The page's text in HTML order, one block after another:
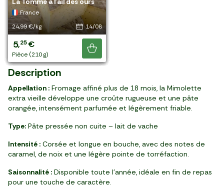
France
29,99 €/kg
6,00€
pièce (200 g)
France
19,73 €/kg
18/08
5,33€
pièce (270 g)
France
42,45 €/kg
19/08
8,49€
pièce (200 g)
France
30,99 €/kg
17/08
8,06€
pièce (260 g)
France
19,99 €/kg
19/08
4,40€
pièce (220 g)
France
26,99 €/kg
17/08
5,40€
pièce (200 g)
Pays-Bas
15,99 €/kg
18/08
3,52€
pièce (220 g)
France
31,19 €/kg
6,86€
pièce (220 g)
France
26,73 €/kg
19/08
6,42€
pièce (240 g)
France
29,99 €/kg
18/08
6,60€
pièce (220 g)
France
24,99 €/kg
14/08
5,25€
pièce (210 g)
a plus, il y en a
encore !
Je découvre
Description
Appellation : Fromage affiné plus de 18 mois, la Mimolette
extra vieille développe une croûte rugueuse et une pâte
orangée, intensément parfumée et légèrement friable.
Type: Pâte pressée non cuite – lait de vache
Intensité : Corsée et longue en bouche, avec des notes de
caramel, de noix et une légère pointe de torréfaction.
Saisonnalité : Disponible toute l’année, idéale en fin de repas
pour une touche de caractère.